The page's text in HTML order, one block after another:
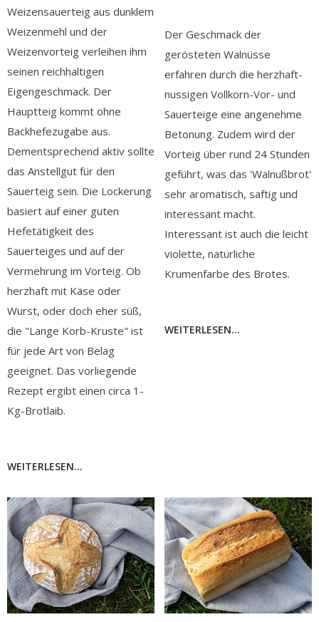
Weizensauerteig aus dunklem
Weizenmehl und der
Weizenvorteig verleihen ihm
seinen reichhaltigen
Eigengeschmack. Der
Hauptteig kommt ohne
Backhefezugabe aus.
Dementsprechend aktiv sollte
das Anstellgut für den
Sauerteig sein. Die Lockerung
basiert auf einer guten
Hefetätigkeit des
Sauerteiges und auf der
Vermehrung im Vorteig. Ob
herzhaft mit Käse oder
Wurst, oder doch eher süß,
die "Lange Korb-Kruste" ist
für jede Art von Belag
geeignet. Das vorliegende
Rezept ergibt einen circa 1-
Kg-Brotlaib.
WEITERLESEN...
Der Geschmack der
gerösteten Walnüsse
erfahren durch die herzhaft-
nussigen Vollkorn-Vor- und
Sauerteige eine angenehme
Betonung. Zudem wird der
Vorteig über rund 24 Stunden
geführt, was das 'Walnußbrot'
sehr aromatisch, saftig und
interessant macht.
Interessant ist auch die leicht
violette, natürliche
Krumenfarbe des Brotes.
WEITERLESEN...